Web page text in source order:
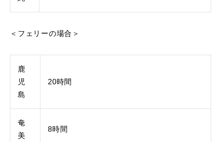
＜フェリーの場合＞
鹿
児
島
20時間
奄
美
8時間